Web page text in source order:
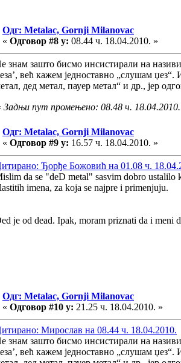
Одг: Metalac, Gornji Milanovac
« Одговор #8 у: 08.44 ч. 18.04.2010. »
знам зашто бисмо инсистирали на
већ кажем једноставно „слушам
дед метал, пауер метал“ и др., јер
Задњи пут промењено: 08.48 ч.
Одг: Metalac, Gornji Milanovac
« Одговор #9 у: 16.57 ч. 18.04.2010. »
Ђорђе Божовић на 01.08 ч.
da se "deD metal" sasvim dobro ustalilo
imena, za koja se najpre i primenjuju.
je od dead. Ipak, moram priznati da i meni
Одг: Metalac, Gornji Milanovac
« Одговор #10 у: 21.25 ч. 18.04.2010. »
Мирослав на 08.44 ч. 18.04.2010.
знам зашто бисмо инсистирали на
већ кажем једноставно „слушам